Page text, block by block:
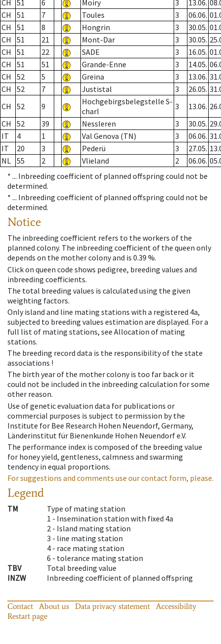
CH 51 6 Moiry 3 13.06.
CH
51 7 Toules 3 06.06.
CH
51 8 Hongrin 3 30.05.
CH
51 21 Mont-Dar 3 30.05.
CH
51 22 SADE 3 16.05.
CH
51 51 Grande-Enne 3 14.05.
CH
52 5 Greina 3 13.06.
CH
52 7 Justistal 3 26.05.
CH
52 9
Hochgebirgsbelegstelle S-
charl
3 13.06.
CH
52 39 Nessleren 3 30.05.
IT
4 1 Val Genova (TN) 3 06.06.
IT
20 3 Pederü 3 27.05.
NL 55 2 Vlieland 2 06.06.
* ... Inbreeding coefficient of planned offspring could not be
determined.
* ... Inbreeding coefficient of planned offspring could not be
determined.
Notice
The inbreeding coefficient refers to the workers of the
planned colony. The inbreeding coefficient of the queen only
depends on the mother colony and is 0.39 %.
Click on queen code shows pedigree, breeding values and
inbreeding coefficients.
The total breeding values is calculated using the given
weighting factors.
Only island and line mating stations with a registered 4a,
subjected to breeding values estimation are displayed. For a
full list of mating stations, see Allocation of mating
stations.
The breeding record data is the responsibility of the state
associations !
The birth year of the mother colony is too far back or it
could not be included in the inbreeding calculation for some
other reason.
Use of genetic evaluation data for publications or
commercial purposes is subject to permission by the
Institute for Bee Research Hohen Neuendorf, Germany,
Länderinstitut für Bienenkunde Hohen Neuendorf e.V.
The performance index is composed of the breeding value
for honey yield, gentleness, calmness and swarming
tendency in equal proportions.
For suggestions and comments use our contact form, please.
Legend
TM
Type of mating station
1 - Insemination station with fixed 4a
2 - Island mating station
3 - line mating station
4 - race mating station
6 - tolerance mating station
TBV
Total breeding value
INZW
Inbreeding coefficient of planned offspring
Contact About us Data privacy statement
Accessibility
Restart page